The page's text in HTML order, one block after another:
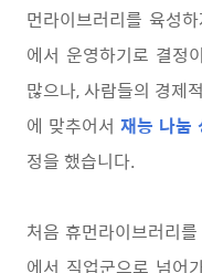
먼라이브러리를 육성
에서 운영하기로 결정
많으나, 사람들의 경제
에 맞추어서 재능 나눔
정을 했습니다.
처음 휴먼라이브러리
에서 직업군으로 넘어